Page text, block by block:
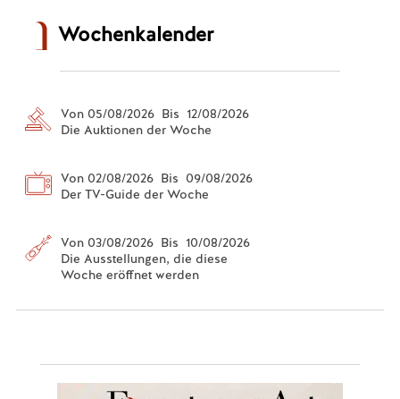
Wochenkalender
Von 05/08/2026 Bis 12/08/2026
Die Auktionen der Woche
Von 02/08/2026 Bis 09/08/2026
Der TV-Guide der Woche
Von 03/08/2026 Bis 10/08/2026
Die Ausstellungen, die diese
Woche eröffnet werden